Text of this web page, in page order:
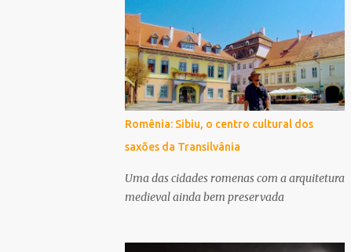
Romênia: Sibiu, o centro cultural dos
saxões da Transilvânia
Uma das cidades romenas com a arquitetura
medieval ainda bem preservada